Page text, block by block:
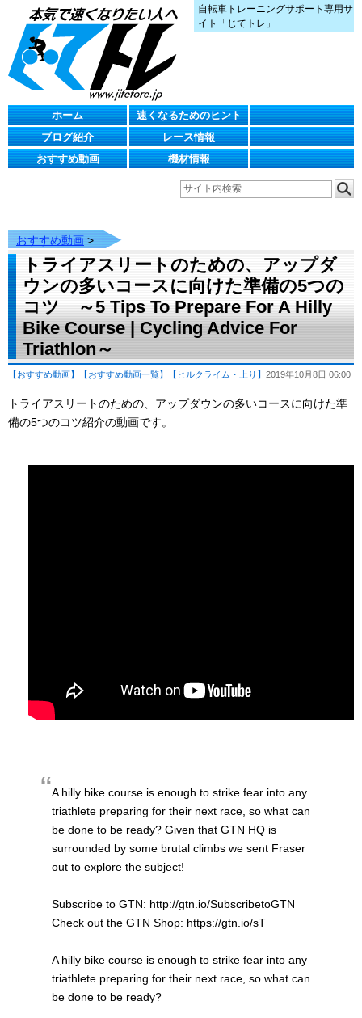
自転車トレーニングサポート専用サ
イト「じてトレ」
ホーム
速くなるためのヒント
ブログ紹介
レース情報
おすすめ動画
機材情報
おすすめ動画 >
トライアスリートのための、アップダ
ウンの多いコースに向けた準備の5つの
コツ ～5 Tips To Prepare For A Hilly
Bike Course | Cycling Advice For
Triathlon～
【おすすめ動画】 【おすすめ動画一覧】 【ヒルクライム・上り】 2019年10月8日 06:00
トライアスリートのための、アップダウンの多いコースに向けた準
備の5つのコツ紹介の動画です。
A hilly bike course is enough to strike fear into any
triathlete preparing for their next race, so what can
be done to be ready? Given that GTN HQ is
surrounded by some brutal climbs we sent Fraser
out to explore the subject!
Subscribe to GTN: http://gtn.io/SubscribetoGTN
Check out the GTN Shop: https://gtn.io/sT
A hilly bike course is enough to strike fear into any
triathlete preparing for their next race, so what can
be done to be ready?